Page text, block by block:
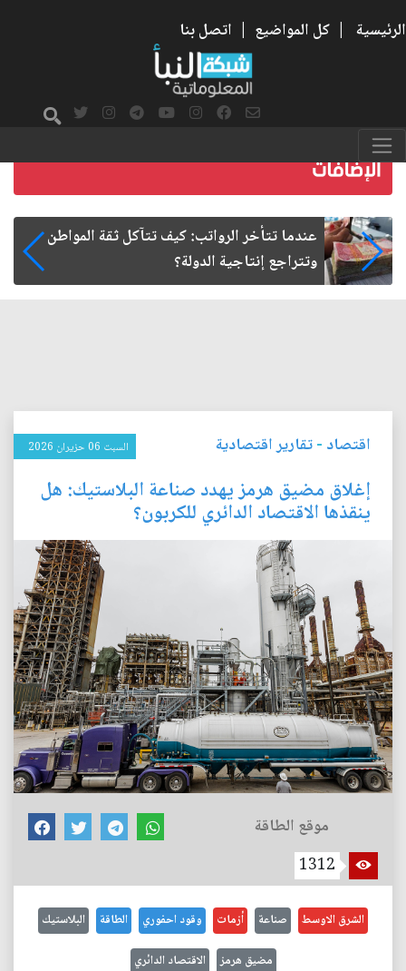
الرئيسية | كل المواضيع | اتصل بنا
صمت الطريق بعد الأربعين
اقتصاد -تقارير اقتصادية السبت 06 حزيران 2026
إغلاق مضيق هرمز يهدد صناعة البلاستيك: هل
ينقذها الاقتصاد الدائري للكربون؟
موقع الطاقة
1312
الشرق الاوسط صناعة أزمات وقود احفوري الطاقة البلاستيك
مضيق هرمز الاقتصاد الدائري